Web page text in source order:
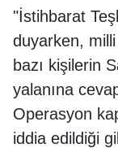
"İstihbarat
duyarken,
bazı kişilerin
yalanına
Operasyon
iddia edildiği